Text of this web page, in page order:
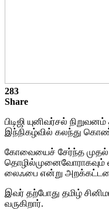
283
Share
பிடிஜி யுனிவர்சல்
இந்நிகழ்வில் கலந்து
கோவையைச் சேர்ந்த முதல்
தொழில்முனைவோராகவும்
லைஃபை என்று
இவர் தற்போது தமிழ்
வருகிறார்.